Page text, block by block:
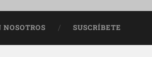
NOSOTROS SUSCRÍBETE